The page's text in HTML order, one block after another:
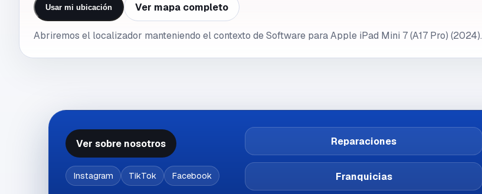
Usar mi ubicación Ver mapa completo
Abriremos el localizador manteniendo el contexto de Software para Apple iPad Mini 7 (A17 Pro) (2024).
Ver sobre nosotros
Instagram TikTok Facebook
Reparaciones
Franquicias